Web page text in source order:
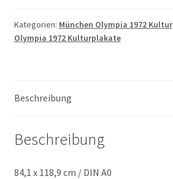
Menge
Kategorien: München Olympia 1972
Olympia 1972 Kulturplakate
Beschreibung
Beschreibung
84,1 x 118,9 cm / DIN A0